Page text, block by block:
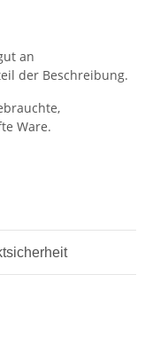
an
der Beschreibung.
Ware.